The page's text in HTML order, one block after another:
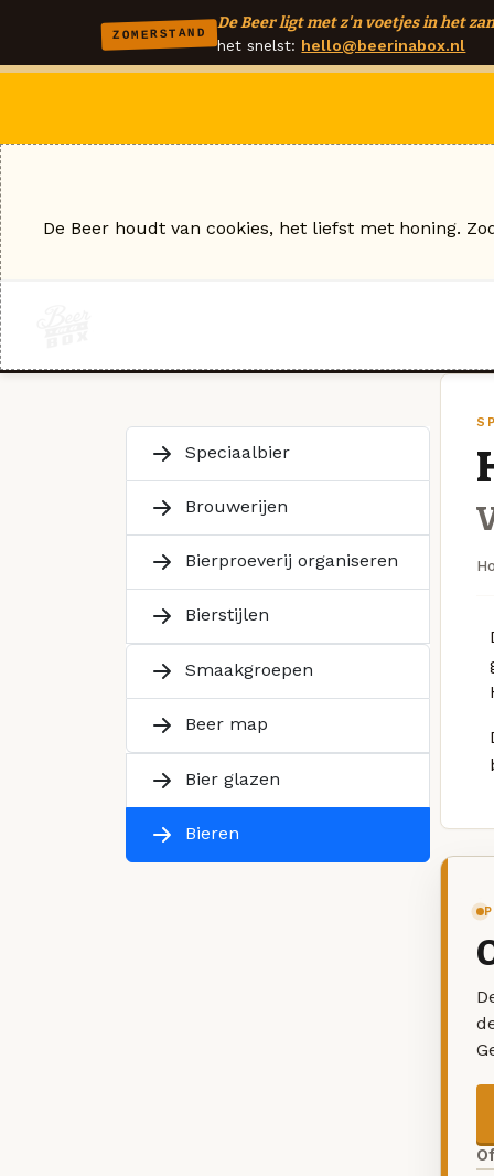
ZOMERSTAND
De Beer ligt met z'n voetjes in het
het snelst: hello@beerinabox.nl
Speciaalbier
Brouwerijen
Bierproeverij organiseren
Bierstijlen
Smaakgroepen
Beer map
Bier glazen
Bieren
De Beer houdt van cookies, het liefst met honing.